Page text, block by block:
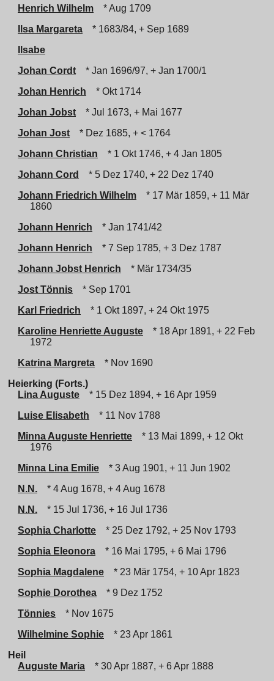
Henrich Wilhelm
* Aug 1709
Ilsa Margareta
* 1683/84, + Sep 1689
Ilsabe
Johan Cordt
* Jan 1696/97, + Jan 1700/1
Johan Henrich
* Okt 1714
Johan Jobst
* Jul 1673, + Mai 1677
Johan Jost
* Dez 1685, + < 1764
Johann Christian
* 1 Okt 1746, + 4 Jan 1805
Johann Cord
* 5 Dez 1740, + 22 Dez 1740
Johann Friedrich Wilhelm
* 17 Mär 1859, + 11 Mär
1860
Johann Henrich
* Jan 1741/42
Johann Henrich
* 7 Sep 1785, + 3 Dez 1787
Johann Jobst Henrich
* Mär 1734/35
Jost Tönnis
* Sep 1701
Karl Friedrich
* 1 Okt 1897, + 24 Okt 1975
Karoline Henriette Auguste
* 18 Apr 1891, + 22 Feb
1972
Katrina Margreta
* Nov 1690
Heierking (Forts.)
Lina Auguste
* 15 Dez 1894, + 16 Apr 1959
Luise Elisabeth
* 11 Nov 1788
Minna Auguste Henriette
* 13 Mai 1899, + 12 Okt
1976
Minna Lina Emilie
* 3 Aug 1901, + 11 Jun 1902
N.N.
* 4 Aug 1678, + 4 Aug 1678
N.N.
* 15 Jul 1736, + 16 Jul 1736
Sophia Charlotte
* 25 Dez 1792, + 25 Nov 1793
Sophia Eleonora
* 16 Mai 1795, + 6 Mai 1796
Sophia Magdalene
* 23 Mär 1754, + 10 Apr 1823
Sophie Dorothea
* 9 Dez 1752
Tönnies
* Nov 1675
Wilhelmine Sophie
* 23 Apr 1861
Heil
Auguste Maria
* 30 Apr 1887, + 6 Apr 1888